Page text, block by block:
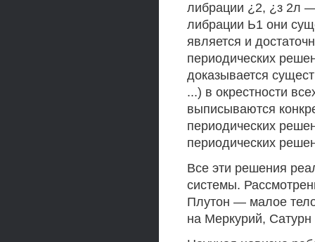
либрации ¿2, ¿з 2л
либрации Ь1 они
является и
периодических
доказывается
...) в окрестности
выписываются
периодических
периодических
Все эти решения
системы.
Плутон — малое
на Меркурий,